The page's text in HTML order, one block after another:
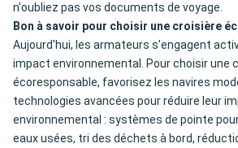
n'oubliez pas vos documents de voyage.
Bon à savoir pour choisir une croisière
Aujourd'hui, les armateurs s'engagent
impact environnemental. Pour choisir une
écoresponsable, favorisez les navires
technologies avancées pour réduire leur
environnemental : systèmes de pointe
eaux usées, tri des déchets à bord,